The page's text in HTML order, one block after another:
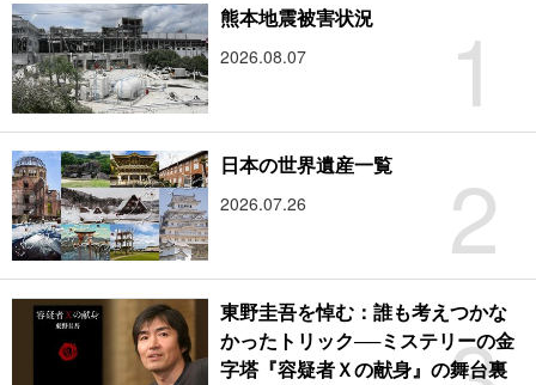
1
熊本地震被害状況
2026.08.07
2
日本の世界遺産一覧
2026.07.26
東野圭吾を悼む：誰も考えつかな
かったトリック──ミステリーの金
字塔『容疑者Ｘの献身』の舞台裏